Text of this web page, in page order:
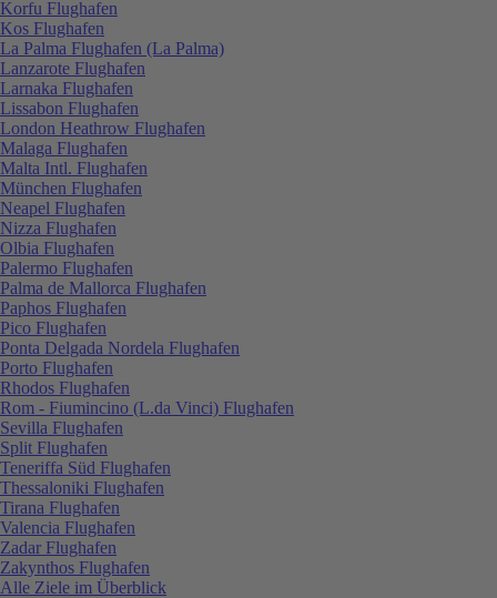
Korfu Flughafen
Kos Flughafen
La Palma Flughafen (La Palma)
Lanzarote Flughafen
Larnaka Flughafen
Lissabon Flughafen
London Heathrow Flughafen
Malaga Flughafen
Malta Intl. Flughafen
München Flughafen
Neapel Flughafen
Nizza Flughafen
Olbia Flughafen
Palermo Flughafen
Palma de Mallorca Flughafen
Paphos Flughafen
Pico Flughafen
Ponta Delgada Nordela Flughafen
Porto Flughafen
Rhodos Flughafen
Rom - Fiumincino (L.da Vinci) Flughafen
Sevilla Flughafen
Split Flughafen
Teneriffa Süd Flughafen
Thessaloniki Flughafen
Tirana Flughafen
Valencia Flughafen
Zadar Flughafen
Zakynthos Flughafen
Alle Ziele im Überblick